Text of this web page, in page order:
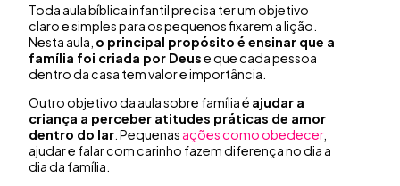
Toda aula bíblica infantil precisa ter um objetivo
claro e simples para os pequenos fixarem a lição.
Nesta aula, o principal propósito é ensinar que a
família foi criada por Deuse que cada pessoa
dentro da casa tem valor e importância.
Outro objetivo da aula sobre família é ajudar a
criança a perceber atitudes práticas de amor
dentro do lar . Pequenas ações como obedecer,
ajudar e falar com carinho fazem diferença no dia a
dia da família.